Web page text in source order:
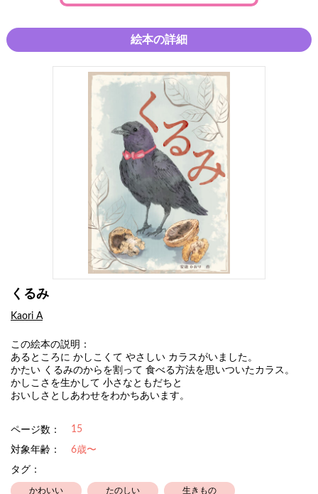
絵本の詳細
くるみ
Kaori A
この絵本の説明：
あるところに かしこくて やさしい カラスがいました。
かたい くるみのからを割って 食べる方法を思いついたカラス。
かしこさを生かして 小さなともだちと
おいしさとしあわせをわかちあいます。
ページ数： 15
対象年齢：
6歳〜
タグ：
かわいい たのしい 生きもの